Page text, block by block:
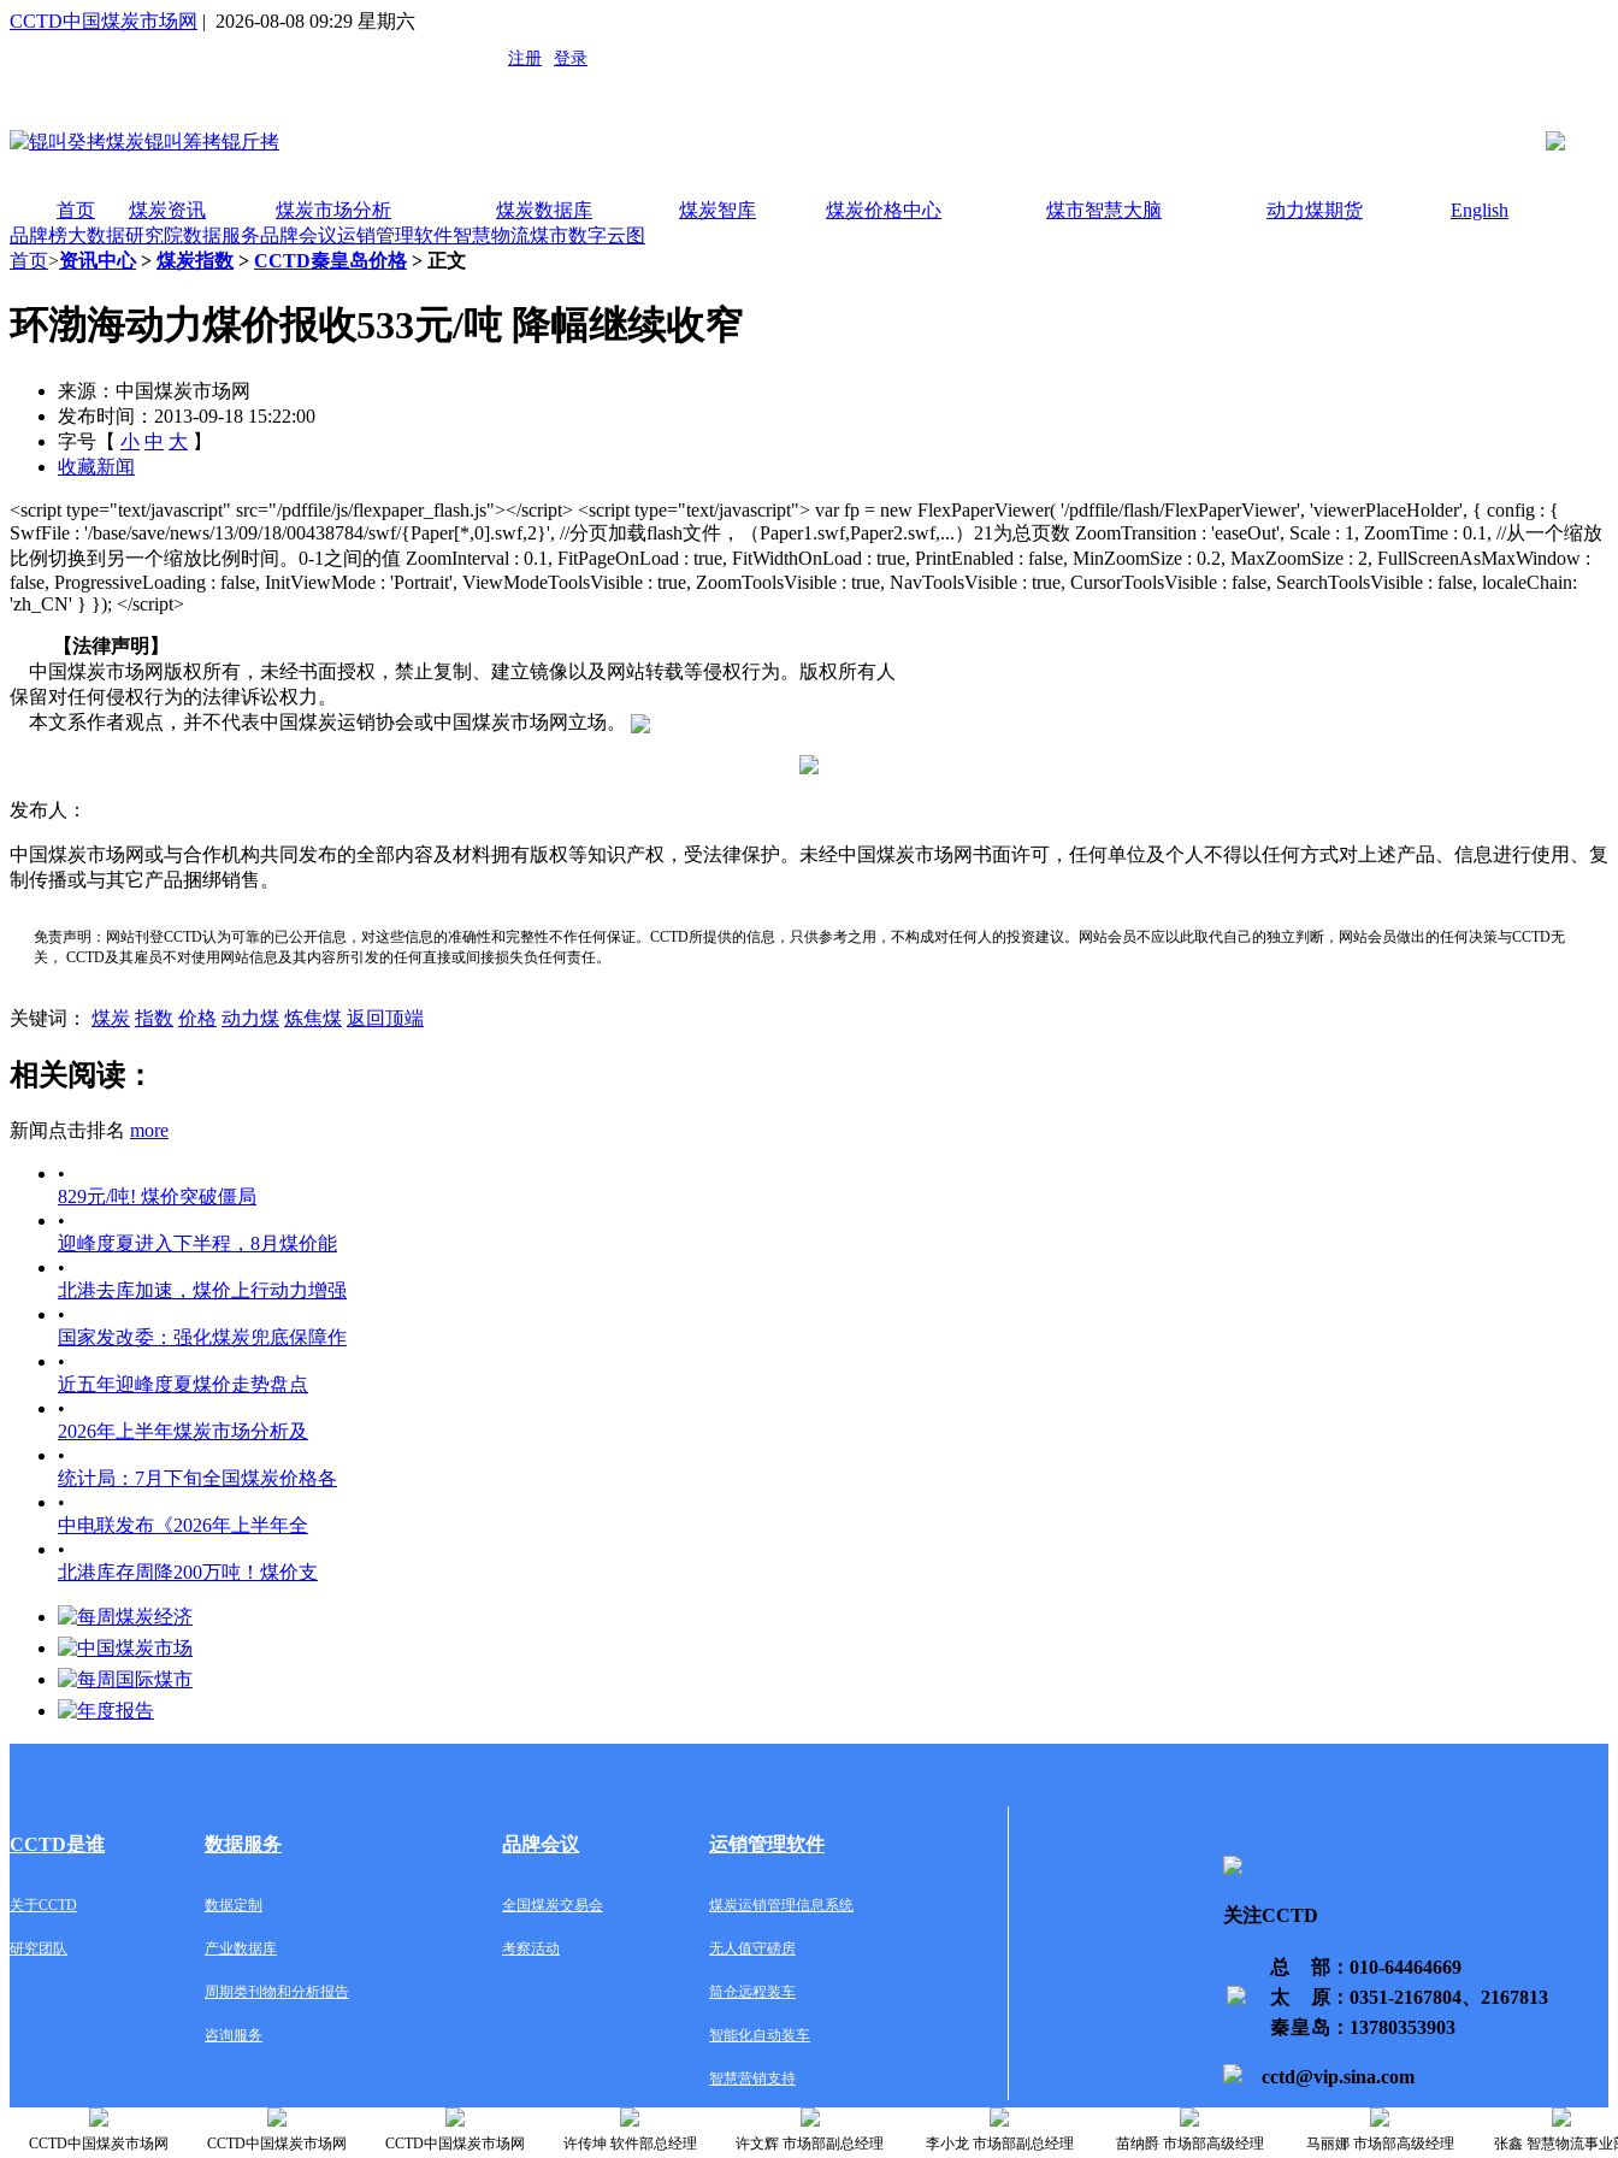
CCTD中国煤炭市场网 | 2026-08-08 09:29 星期六
首页 煤炭资讯 煤炭市场分析 煤炭数据库 煤炭智库 煤炭价格中心 煤市智慧大脑 动力煤期货
English
品牌榜大数据研究院数据服务品牌会议运销管理软件智慧物流煤市数字云图
首页>资讯中心> 煤炭指数 > CCTD秦皇岛价格> 正文
环渤海动力煤价报收533元/吨 降幅继续收窄
来源：中国煤炭市场网
发布时间：2013-09-18 15:22:00
字号【 小 中 大 】
收藏新闻
<script type="text/javascript" src="/pdffile/js/flexpaper_flash.js"></script> <script type="text/javascript"> var fp = new FlexPaperViewer( '/pdffile/flash/FlexPaperViewer', 'viewerPlaceHolder', { config : {
SwfFile : '/base/save/news/13/09/18/00438784/swf/{Paper[*,0].swf,2}', //分页加载flash文件，（Paper1.swf,Paper2.swf,...）21为总页数 ZoomTransition : 'easeOut', Scale : 1, ZoomTime : 0.1, //从一个缩放
比例切换到另一个缩放比例时间。0-1之间的值 ZoomInterval : 0.1, FitPageOnLoad : true, FitWidthOnLoad : true, PrintEnabled : false, MinZoomSize : 0.2, MaxZoomSize : 2, FullScreenAsMaxWindow :
false, ProgressiveLoading : false, InitViewMode : 'Portrait', ViewModeToolsVisible : true, ZoomToolsVisible : true, NavToolsVisible : true, CursorToolsVisible : false, SearchToolsVisible : false, localeChain:
'zh_CN' } }); </script>
【法律声明】
中国煤炭市场网版权所有，未经书面授权，禁止复制、建立镜像以及网站转载等侵权行为。版权所有人
保留对任何侵权行为的法律诉讼权力。
本文系作者观点，并不代表中国煤炭运销协会或中国煤炭市场网立场。
发布人：
中国煤炭市场网或与合作机构共同发布的全部内容及材料拥有版权等知识产权，受法律保护。未经中国煤炭市场网书面许可，任何单位及个人不得以任何方式对上述产品、信息进行使用、复
制传播或与其它产品捆绑销售。
免责声明：网站刊登CCTD认为可靠的已公开信息，对这些信息的准确性和完整性不作任何保证。CCTD所提供的信息，只供参考之用，不构成对任何人的投资建议。网站会员不应以此取代自己的独立判断，网站会员做出的任何决策与CCTD无
关， CCTD及其雇员不对使用网站信息及其内容所引发的任何直接或间接损失负任何责任。
关键词： 煤炭 指数 价格 动力煤 炼焦煤 返回顶端
相关阅读：
新闻点击排名 more
•
829元/吨! 煤价突破僵局
•
迎峰度夏进入下半程，8月煤价能
•
北港去库加速，煤价上行动力增强
•
国家发改委：强化煤炭兜底保障作
•
近五年迎峰度夏煤价走势盘点
•
2026年上半年煤炭市场分析及
•
统计局：7月下旬全国煤炭价格各
•
中电联发布《2026年上半年全
•
北港库存周降200万吨！煤价支
CCTD是谁 数据服务 品牌会议 运销管理软件
关于CCTD 数据定制 全国煤炭交易会 煤炭运销管理信息系统
研究团队 产业数据库 考察活动 无人值守磅房
周期类刊物和分析报告 筒仓远程装车
咨询服务 智能化自动装车
智慧营销支持
关注CCTD
总部 ：010-64464669
太原 ：0351-2167804、2167813
秦皇岛 ：13780353903
cctd@vip.sina.com
CCTD中国煤炭市场网
CCTD中国煤炭市场网
CCTD中国煤炭市场网
许传坤 软件部总经理
许文辉 市场部副总经理
李小龙 市场部副总经理
苗纳爵 市场部高级经理
马丽娜 市场部高级经理
张鑫 智慧物流事业